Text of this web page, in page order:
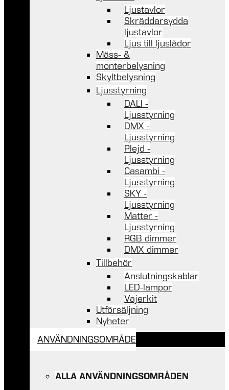
Ljustavlor
Skräddarsydda
ljustavlor
Ljus till ljuslådor
Mäss- &
monterbelysning
Skyltbelysning
Ljusstyrning
DALI -
Ljusstyrning
DMX -
Ljusstyrning
Plejd -
Ljusstyrning
Casambi -
Ljusstyrning
SKY -
Ljusstyrning
Matter -
Ljusstyrning
RGB dimmer
DMX dimmer
Tillbehör
Anslutningskablar
LED-lampor
Vajerkit
Utförsäljning
Nyheter
ANVÄNDNINGSOMRÅDE
ALLA ANVÄNDNINGSOMRÅDEN